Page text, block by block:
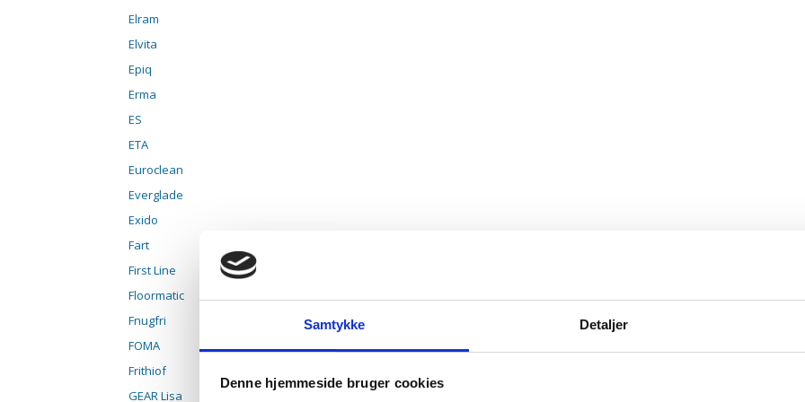
Samtykke Detaljer
Denne hjemmeside bruger cookies
Elram
Elvita
Epiq
Erma
ES
ETA
Euroclean
Everglade
Exido
Fart
First Line
Floormatic
Fnugfri
FOMA
Frithiof
GEAR Lisa